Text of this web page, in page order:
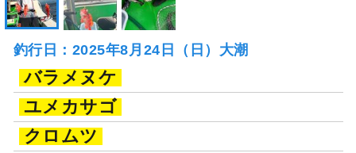
釣行日：2025年8月24日（日）大潮
バラメヌケ
ユメカサゴ
クロムツ